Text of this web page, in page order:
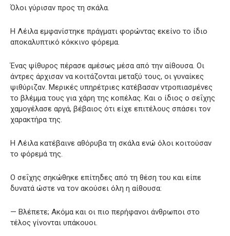
Όλοι γύρισαν προς τη σκάλα.
Η Λέιλα εμφανίστηκε πράγματι φορώντας εκείνο το ίδιο
αποκαλυπτικό κόκκινο φόρεμα.
Ένας ψίθυρος πέρασε αμέσως μέσα από την αίθουσα. Οι
άντρες άρχισαν να κοιτάζονται μεταξύ τους, οι γυναίκες
ψιθύριζαν. Μερικές υπηρέτριες κατέβασαν ντροπιασμένες
το βλέμμα τους για χάρη της κοπέλας. Και ο ίδιος ο σεΐχης
χαμογέλασε αργά, βέβαιος ότι είχε επιτέλους σπάσει τον
χαρακτήρα της.
Η Λέιλα κατέβαινε αθόρυβα τη σκάλα ενώ όλοι κοιτούσαν
το φόρεμά της.
Ο σεΐχης σηκώθηκε επίτηδες από τη θέση του και είπε
δυνατά ώστε να τον ακούσει όλη η αίθουσα:
— Βλέπετε; Ακόμα και οι πιο περήφανοι άνθρωποι στο
τέλος γίνονται υπάκουοι.